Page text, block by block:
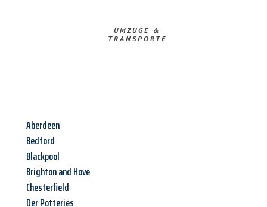
UMZÜGE &
TRANSPORTE
Aberdeen
Bedford
Blackpool
Brighton and Hove
Chesterfield
Der Potteries